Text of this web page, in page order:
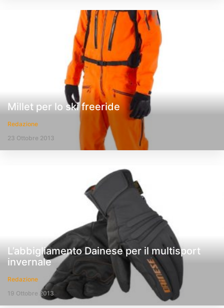
Millet per lo ski freeride
Redazione
23 Ottobre 2013
L’abbigliamento Dainese per il multisport
invernale
Redazione
19 Ottobre 2013